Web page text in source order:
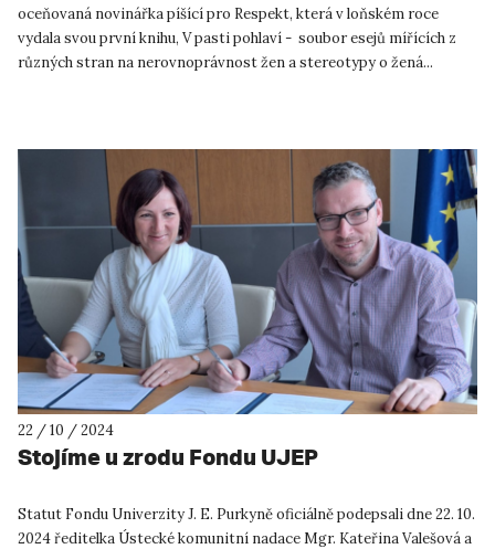
oceňovaná novinářka píšící pro Respekt, která v loňském roce
vydala svou první knihu, V pasti pohlaví - soubor esejů mířících z
různých stran na nerovnoprávnost žen a stereotypy o žená...
22 / 10 / 2024
Stojíme u zrodu Fondu UJEP
Statut Fondu Univerzity J. E. Purkyně oficiálně podepsali dne 22. 10.
2024 ředitelka Ústecké komunitní nadace Mgr. Kateřina Valešová a